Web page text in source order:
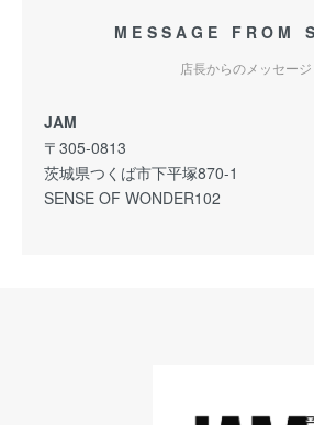
MESSAGE FROM
店長からのメッセージ
JAM
〒305-0813
茨城県つくば市下平塚870-1
SENSE OF WONDER102